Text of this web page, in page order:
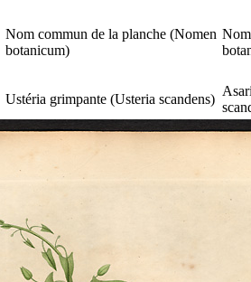
Nom commun de la planche (Nomen
botanicum)
Ustéria grimpante (Usteria scandens)